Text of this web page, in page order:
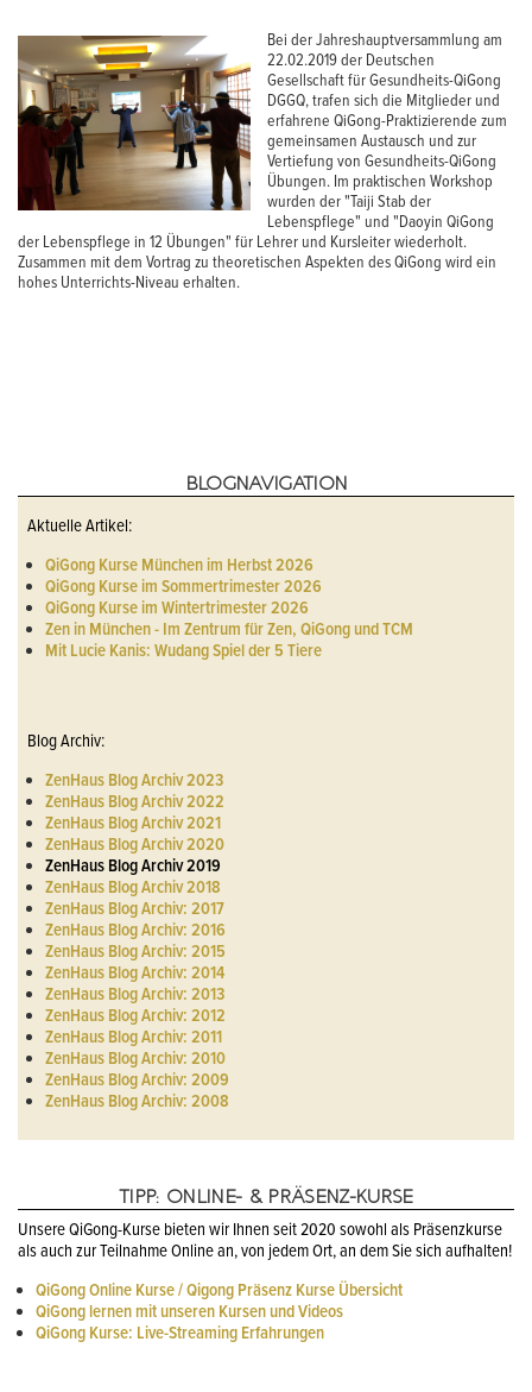
Bei der Jahreshauptversammlung am
22.02.2019 der Deutschen
Gesellschaft für Gesundheits-QiGong
DGGQ, trafen sich die Mitglieder und
erfahrene QiGong-Praktizierende zum
gemeinsamen Austausch und zur
Vertiefung von Gesundheits-QiGong
Übungen. Im praktischen Workshop
wurden der "Taiji Stab der
Lebenspflege" und "Daoyin QiGong
der Lebenspflege in 12 Übungen" für Lehrer und Kursleiter wiederholt.
Zusammen mit dem Vortrag zu theoretischen Aspekten des QiGong wird ein
hohes Unterrichts-Niveau erhalten.
BLOGNAVIGATION
Aktuelle Artikel:
QiGong Kurse München im Herbst 2026
QiGong Kurse im Sommertrimester 2026
QiGong Kurse im Wintertrimester 2026
Zen in München - Im Zentrum für Zen, QiGong und TCM
Mit Lucie Kanis: Wudang Spiel der 5 Tiere
Blog Archiv:
ZenHaus Blog Archiv 2023
ZenHaus Blog Archiv 2022
ZenHaus Blog Archiv 2021
ZenHaus Blog Archiv 2020
ZenHaus Blog Archiv 2019
ZenHaus Blog Archiv 2018
ZenHaus Blog Archiv: 2017
ZenHaus Blog Archiv: 2016
ZenHaus Blog Archiv: 2015
ZenHaus Blog Archiv: 2014
ZenHaus Blog Archiv: 2013
ZenHaus Blog Archiv: 2012
ZenHaus Blog Archiv: 2011
ZenHaus Blog Archiv: 2010
ZenHaus Blog Archiv: 2009
ZenHaus Blog Archiv: 2008
TIPP: ONLINE- & PRÄSENZ-KURSE
Unsere QiGong-Kurse bieten wir Ihnen seit 2020 sowohl als Präsenzkurse
als auch zur Teilnahme Online an, von jedem Ort, an dem Sie sich aufhalten!
QiGong Online Kurse / Qigong Präsenz Kurse Übersicht
QiGong lernen mit unseren Kursen und Videos
QiGong Kurse: Live-Streaming Erfahrungen